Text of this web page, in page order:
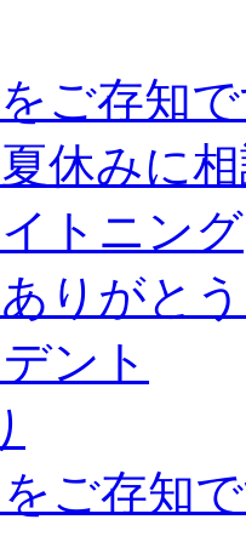
ご存知
休みに
トニング
りがと
ント
ご存知